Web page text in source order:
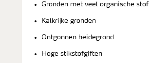
Gronden met veel organische stof
Kalkrijke gronden
Ontgonnen heidegrond
Hoge stikstofgiften